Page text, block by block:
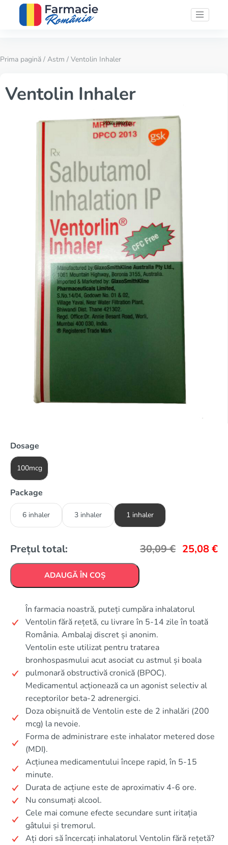
Prima pagină / Astm / Ventolin Inhaler
Ventolin Inhaler
Dosage
100mcg
Package
6 inhaler 3 inhaler 1 inhaler
Prețul total: 30,09€ 25,08€
ADAUGĂ ÎN COȘ
În farmacia noastră, puteți cumpăra inhalatorul
Ventolin fără rețetă, cu livrare în 5-14 zile în toată
România. Ambalaj discret și anonim.
Ventolin este utilizat pentru tratarea
bronhospasmului acut asociat cu astmul și boala
pulmonară obstructivă cronică (BPOC).
Medicamentul acționează ca un agonist selectiv al
receptorilor beta-2 adrenergici.
Doza obișnuită de Ventolin este de 2 inhalări (200
mcg) la nevoie.
Forma de administrare este inhalator metered dose
(MDI).
Acțiunea medicamentului începe rapid, în 5-15
minute.
Durata de acțiune este de aproximativ 4-6 ore.
Nu consumați alcool.
Cele mai comune efecte secundare sunt iritația
gâtului și tremorul.
Ați dori să încercați inhalatorul Ventolin fără rețetă?